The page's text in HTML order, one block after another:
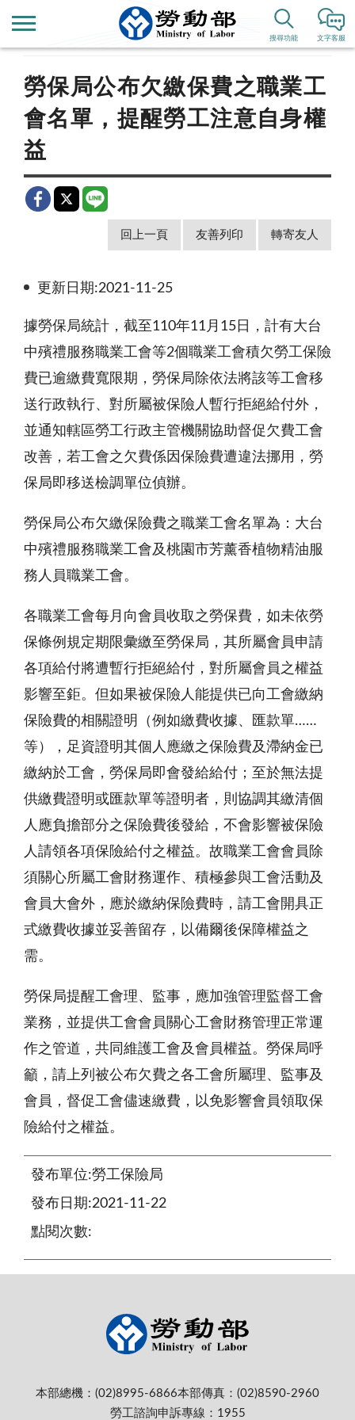
文字客服
搜尋功能
新聞公告 公布欄
勞保局公布欠繳保費之職業工
會名單，提醒勞工注意自身權
益
回上一頁 友善列印 轉寄友人
更新日期:2021-11-25
據勞保局統計，截至110年11月15日，計有大台
中殯禮服務職業工會等2個職業工會積欠勞工保險
費已逾繳費寬限期，勞保局除依法將該等工會移
送行政執行、對所屬被保險人暫行拒絕給付外，
並通知轄區勞工行政主管機關協助督促欠費工會
改善，若工會之欠費係因保險費遭違法挪用，勞
保局即移送檢調單位偵辦。
勞保局公布欠繳保險費之職業工會名單為：大台
中殯禮服務職業工會及桃園市芳薰香植物精油服
務人員職業工會。
各職業工會每月向會員收取之勞保費，如未依勞
保條例規定期限彙繳至勞保局，其所屬會員申請
各項給付將遭暫行拒絕給付，對所屬會員之權益
影響至鉅。但如果被保險人能提供已向工會繳納
保險費的相關證明（例如繳費收據、匯款單……
等），足資證明其個人應繳之保險費及滯納金已
繳納於工會，勞保局即會發給給付；至於無法提
供繳費證明或匯款單等證明者，則協調其繳清個
人應負擔部分之保險費後發給，不會影響被保險
人請領各項保險給付之權益。故職業工會會員除
須關心所屬工會財務運作、積極參與工會活動及
會員大會外，應於繳納保險費時，請工會開具正
式繳費收據並妥善留存，以備爾後保障權益之
需。
勞保局提醒工會理、監事，應加強管理監督工會
業務，並提供工會會員關心工會財務管理正常運
作之管道，共同維護工會及會員權益。勞保局呼
籲，請上列被公布欠費之各工會所屬理、監事及
會員，督促工會儘速繳費，以免影響會員領取保
險給付之權益。
發布單位:勞工保險局
發布日期:2021-11-22
點閱次數:
本部總機：(02)8995-6866本部傳真：(02)8590-2960
勞工諮詢申訴專線：1955